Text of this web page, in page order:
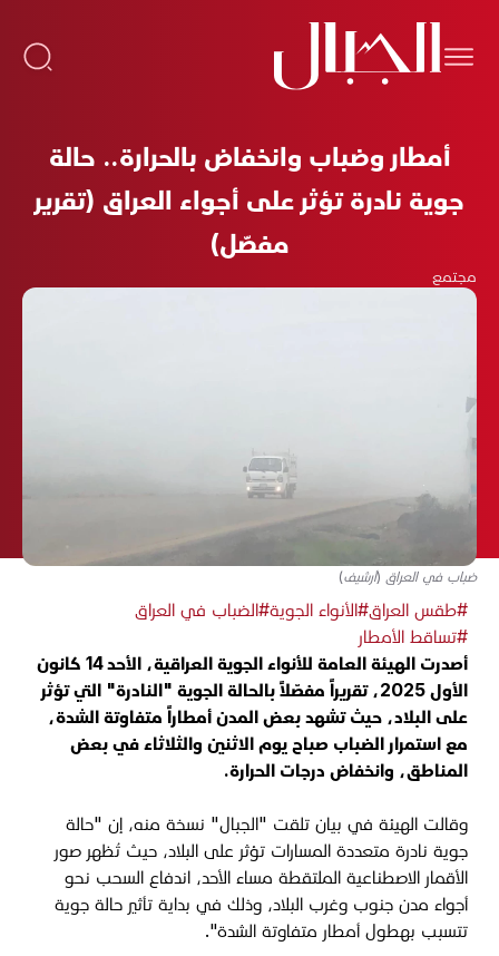
أمطار وضباب وانخفاض بالحرارة.. حالة
جوية نادرة تؤثر على أجواء العراق (تقرير
مفصّل)
مجتمع
ضباب في العراق (أرشيف)
#طقس العراق#الأنواء الجوية#الضباب في العراق
#تساقط الأمطار
أصدرت الهيئة العامة للأنواء الجوية العراقية، الأحد 14 كانون
الأول 2025، تقريراً مفصّلاً بالحالة الجوية "النادرة" التي تؤثر
على البلاد، حيث تشهد بعض المدن أمطاراً متفاوتة الشدة،
مع استمرار الضباب صباح يوم الاثنين والثلاثاء في بعض
المناطق، وانخفاض درجات الحرارة.
وقالت الهيئة في بيان تلقت "الجبال" نسخة منه، إن "حالة
جوية نادرة متعددة المسارات تؤثر على البلاد، حيث تُظهر صور
الأقمار الاصطناعية الملتقطة مساء الأحد، اندفاع السحب نحو
أجواء مدن جنوب وغرب البلاد، وذلك في بداية تأثير حالة جوية
تتسبب بهطول أمطار متفاوتة الشدة".